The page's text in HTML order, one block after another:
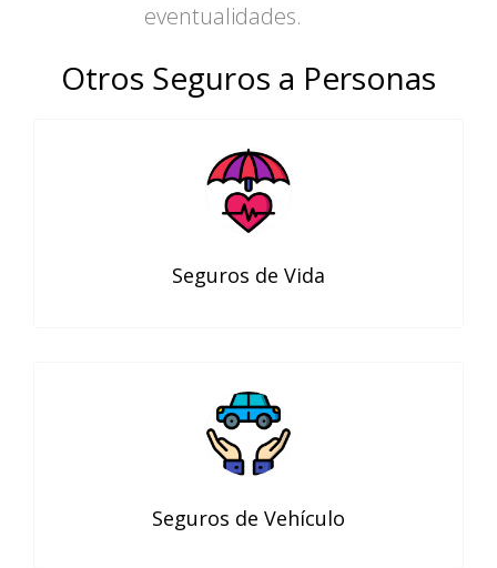
eventualidades.
Otros Seguros a Personas
Seguros de Vida
Seguros de Vehículo